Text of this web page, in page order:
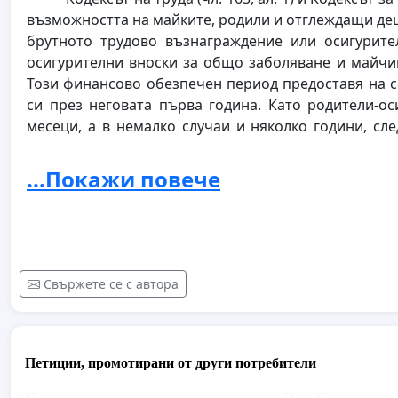
възможността на майките, родили и отглеждащи
брутното трудово възнаграждение или
осигурителни вноски за общо заболяване и
Този финансово обезпечен период предоставя на
си през неговата първа година. Като родители-
месеци, а в немалко случаи и няколко години,
осиновяването им.
действащото законодателство в тези случаи
родили и отглеждащи децата си, но до навършване
родители (нотариално заверена декларация),
ако в 6-месечен срок то не е потърсено от
...Покажи повече
Свържете се с автора
Петиции, промотирани от други потребители